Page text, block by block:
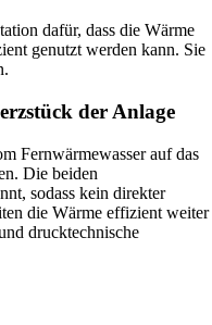
dafür, dass die Wärme
genutzt werden kann. Sie
der Anlage
Fernwärmewasser auf das
Die beiden
sodass kein direkter
die Wärme effizient weiter
drucktechnische